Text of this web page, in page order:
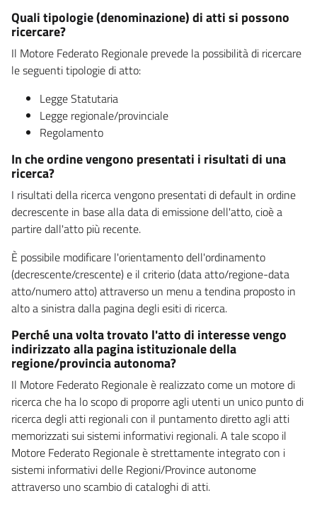
Quali tipologie (denominazione) di atti si possono
ricercare?
Il Motore Federato Regionale prevede la possibilità di ricercare
le seguenti tipologie di atto:
Legge Statutaria
Legge regionale/provinciale
Regolamento
In che ordine vengono presentati i risultati di una
ricerca?
I risultati della ricerca vengono presentati di default in ordine
decrescente in base alla data di emissione dell'atto, cioè a
partire dall'atto più recente.
È possibile modificare l'orientamento dell'ordinamento
(decrescente/crescente) e il criterio (data atto/regione-data
atto/numero atto) attraverso un menu a tendina proposto in
alto a sinistra dalla pagina degli esiti di ricerca.
Perché una volta trovato l'atto di interesse vengo
indirizzato alla pagina istituzionale della
regione/provincia autonoma?
Il Motore Federato Regionale è realizzato come un motore di
ricerca che ha lo scopo di proporre agli utenti un unico punto di
ricerca degli atti regionali con il puntamento diretto agli atti
memorizzati sui sistemi informativi regionali. A tale scopo il
Motore Federato Regionale è strettamente integrato con i
sistemi informativi delle Regioni/Province autonome
attraverso uno scambio di cataloghi di atti.